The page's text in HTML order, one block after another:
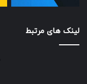
لینک های مرتبط